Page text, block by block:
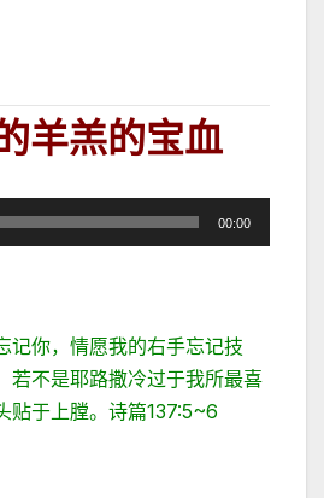
羊羔的宝血
00:00
记你，情愿我的右手忘记技
若不是耶路撒冷过于我所最喜
贴于上膛。诗篇137:5~6